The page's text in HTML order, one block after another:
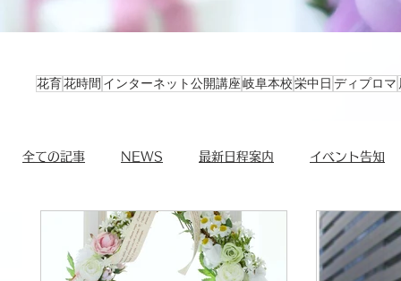
花育花時間 インターネット公開講座岐阜本校栄中日 ディプロマ
全ての記事 NEWS 最新日程案内 イベント告知
東京レッスン 世界紀行 ボヌー